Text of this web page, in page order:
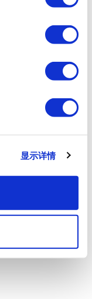
显示详情